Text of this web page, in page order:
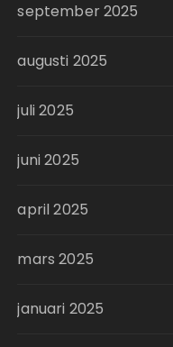
september 2025
augusti 2025
juli 2025
juni 2025
april 2025
mars 2025
januari 2025